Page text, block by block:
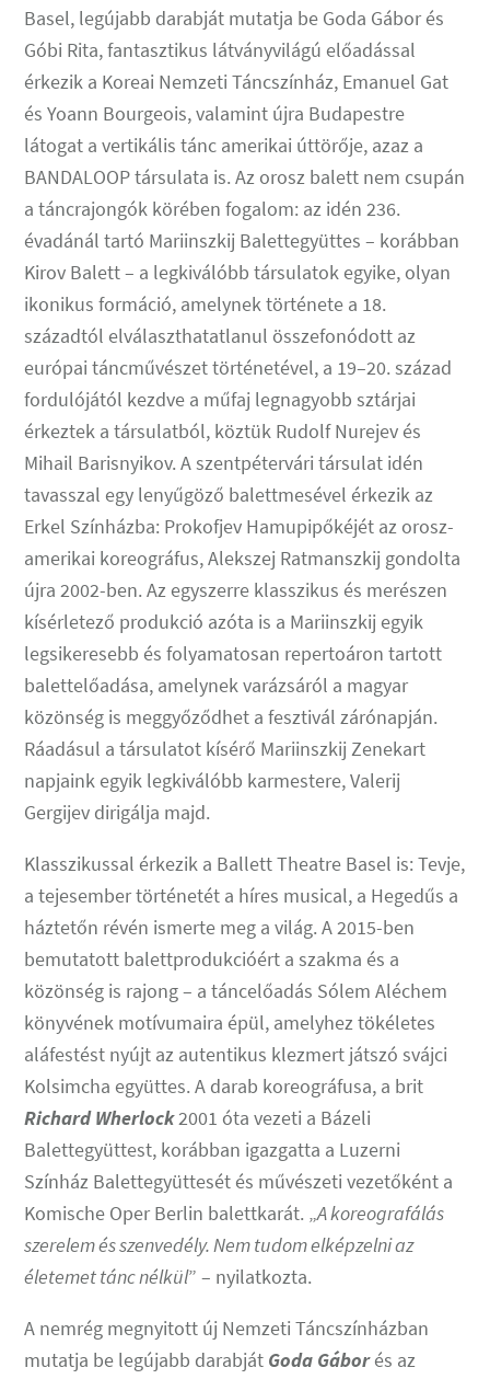
Basel, legújabb darabját mutatja be Goda Gábor és
Góbi Rita, fantasztikus látványvilágú előadással
érkezik a Koreai Nemzeti Táncszínház, Emanuel Gat
és Yoann Bourgeois, valamint újra Budapestre
látogat a vertikális tánc amerikai úttörője, azaz a
BANDALOOP társulata is. Az orosz balett nem csupán
a táncrajongók körében fogalom: az idén 236.
évadánál tartó Mariinszkij Balettegyüttes – korábban
Kirov Balett – a legkiválóbb társulatok egyike, olyan
ikonikus formáció, amelynek története a 18.
századtól elválaszthatatlanul összefonódott az
európai táncművészet történetével, a 19–20. század
fordulójától kezdve a műfaj legnagyobb sztárjai
érkeztek a társulatból, köztük Rudolf Nurejev és
Mihail Barisnyikov. A szentpétervári társulat idén
tavasszal egy lenyűgöző balettmesével érkezik az
Erkel Színházba: Prokofjev Hamupipőkéjét az orosz-
amerikai koreográfus, Alekszej Ratmanszkij gondolta
újra 2002-ben. Az egyszerre klasszikus és merészen
kísérletező produkció azóta is a Mariinszkij egyik
legsikeresebb és folyamatosan repertoáron tartott
balettelőadása, amelynek varázsáról a magyar
közönség is meggyőződhet a fesztivál zárónapján.
Ráadásul a társulatot kísérő Mariinszkij Zenekart
napjaink egyik legkiválóbb karmestere, Valerij
Gergijev dirigálja majd.
Klasszikussal érkezik a Ballett Theatre Basel is: Tevje,
a tejesember történetét a híres musical, a Hegedűs a
háztetőn révén ismerte meg a világ. A 2015-ben
bemutatott balettprodukcióért a szakma és a
közönség is rajong – a táncelőadás Sólem Aléchem
könyvének motívumaira épül, amelyhez tökéletes
aláfestést nyújt az autentikus klezmert játszó svájci
Kolsimcha együttes. A darab koreográfusa, a brit
Richard Wherlock2001 óta vezeti a Bázeli
Balettegyüttest, korábban igazgatta a Luzerni
Színház Balettegyüttesét és művészeti vezetőként a
Komische Oper Berlin balettkarát. „A koreografálás
szerelem és szenvedély. Nem tudom elképzelni az
életemet tánc nélkül” – nyilatkozta.
A nemrég megnyitott új Nemzeti Táncszínházban
mutatja be legújabb darabját Goda Gáborés az